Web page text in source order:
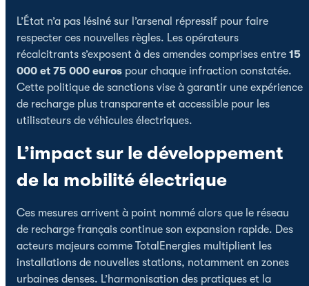
L’État n’a pas lésiné sur l’arsenal répressif pour faire
respecter ces nouvelles règles. Les opérateurs
récalcitrants s’exposent à des amendes comprises entre 15
000 et 75 000 euros pour chaque infraction constatée.
Cette politique de sanctions vise à garantir une expérience
de recharge plus transparente et accessible pour les
utilisateurs de véhicules électriques.
L’impact sur le développement
de la mobilité électrique
Ces mesures arrivent à point nommé alors que le réseau
de recharge français continue son expansion rapide. Des
acteurs majeurs comme TotalEnergies multiplient les
installations de nouvelles stations, notamment en zones
urbaines denses. L’harmonisation des pratiques et la